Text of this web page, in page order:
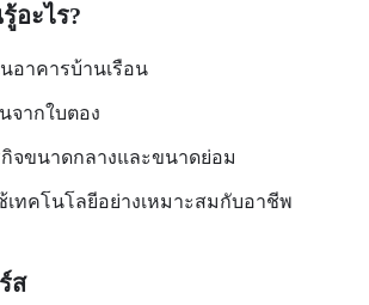
อะไร?
อาคารบ้านเรือน
จากใบตอง
จขนาดกลางและขนาดย่อม
เทคโนโลยีอย่างเหมาะสมกับอาชีพ
ส